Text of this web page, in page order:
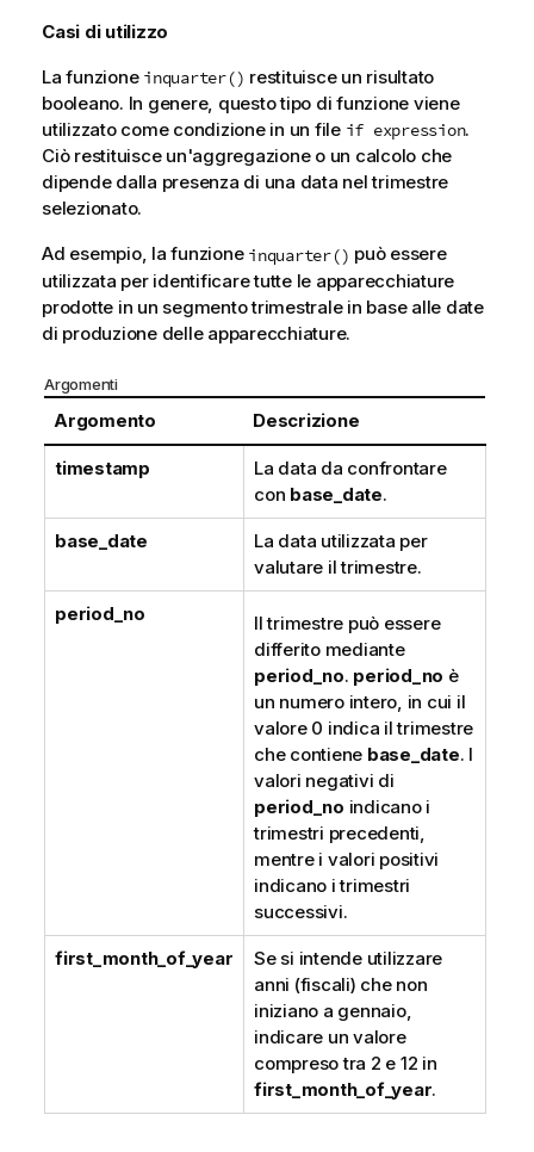
Casi di utilizzo
La funzione inquarter() restituisce un risultato
booleano. In genere, questo tipo di funzione viene
utilizzato come condizione in un file if expression.
Ciò restituisce un'aggregazione o un calcolo che
dipende dalla presenza di una data nel trimestre
selezionato.
Ad esempio, la funzione inquarter() può essere
utilizzata per identificare tutte le apparecchiature
prodotte in un segmento trimestrale in base alle date
di produzione delle apparecchiature.
Argomenti
Argomento Descrizione
timestamp
La data da confrontare
con base_date.
base_date
La data utilizzata per
valutare il trimestre.
period_no
Il trimestre può essere
differito mediante
period_no. period_no è
un numero intero, in cui il
valore 0 indica il trimestre
che contiene base_date. I
valori negativi di
period_no indicano i
trimestri precedenti,
mentre i valori positivi
indicano i trimestri
successivi.
first_month_of_year
Se si intende utilizzare
anni (fiscali) che non
iniziano a gennaio,
indicare un valore
compreso tra 2 e 12 in
first_month_of_year.